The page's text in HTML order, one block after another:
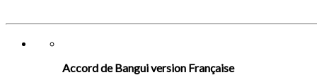
Accord de Bangui version Française